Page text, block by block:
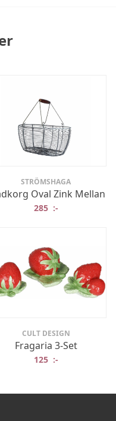
STRÖMSHAGA
Oval Zink Mellan
285 :-
CULT DESIGN
Fragaria 3-Set
125 :-